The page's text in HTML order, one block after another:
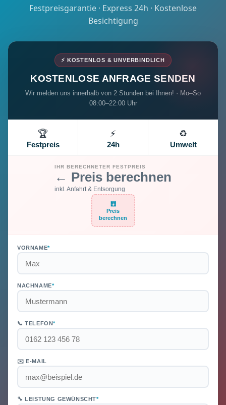
Festpreisgarantie · Express 24h · Kostenlose
Besichtigung
⚡ KOSTENLOS & UNVERBINDLICH
KOSTENLOSE ANFRAGE SENDEN
Wir melden uns innerhalb von 2 Stunden bei Ihnen! · Mo–So
08:00–22:00 Uhr
🏆
Festpreis
⚡
24h
♻️
Umwelt
IHR BERECHNETER FESTPREIS
← Preis berechnen
inkl. Anfahrt & Entsorgung
🧮
Preis
berechnen
VORNAME*
NACHNAME*
📞 TELEFON*
✉️ E-MAIL
🔧 LEISTUNG GEWÜNSCHT*